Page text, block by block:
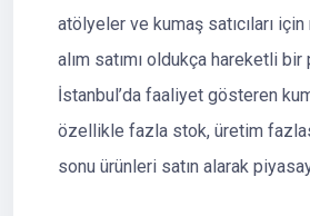
atölyeler ve kumaş satıcıları için
alım satımı oldukça hareketli bir
İstanbul’da faaliyet gösteren
özellikle fazla stok, üretim
sonu ürünleri satın alarak